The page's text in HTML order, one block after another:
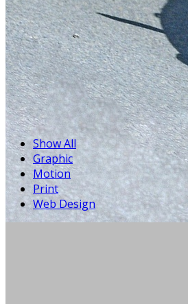
Show All
Graphic
Motion
Print
Web Design